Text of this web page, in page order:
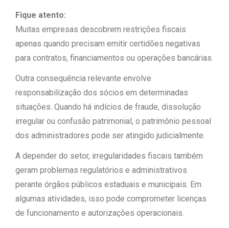
Fique atento:
Muitas empresas descobrem restrições fiscais
apenas quando precisam emitir certidões negativas
para contratos, financiamentos ou operações bancárias.
Outra consequência relevante envolve
responsabilização dos sócios em determinadas
situações. Quando há indícios de fraude, dissolução
irregular ou confusão patrimonial, o patrimônio pessoal
dos administradores pode ser atingido judicialmente.
A depender do setor, irregularidades fiscais também
geram problemas regulatórios e administrativos
perante órgãos públicos estaduais e municipais. Em
algumas atividades, isso pode comprometer licenças
de funcionamento e autorizações operacionais.